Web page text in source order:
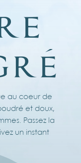
e
ré
au coeur de
et doux,
Passez la
un instant